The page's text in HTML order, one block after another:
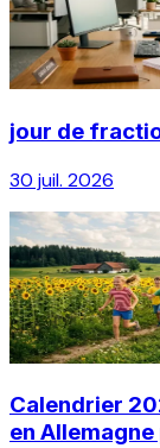
jour de
30 juil. 2026
Calendrier
en